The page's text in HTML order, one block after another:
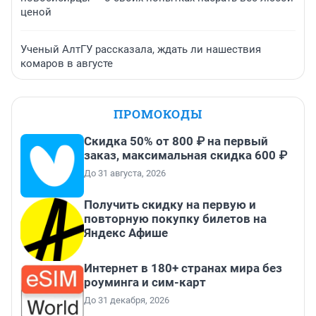
ценой
Ученый АлтГУ рассказала, ждать ли нашествия
комаров в августе
ПРОМОКОДЫ
Скидка 50% от 800 ₽ на первый
заказ, максимальная скидка 600 ₽
До 31 августа, 2026
Получить скидку на первую и
повторную покупку билетов на
Яндекс Афише
Интернет в 180+ странах мира без
роуминга и сим-карт
До 31 декабря, 2026